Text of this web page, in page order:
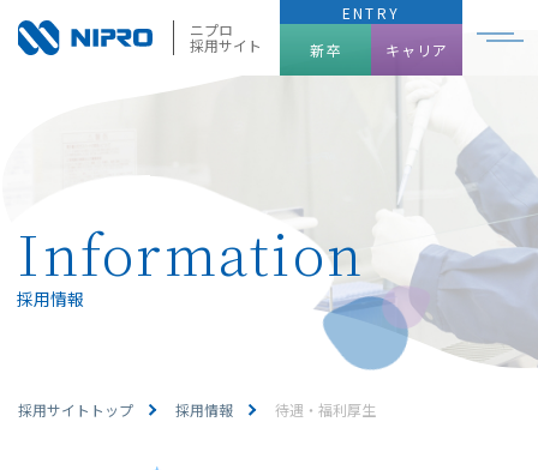
ニプロ
採用サイト
ENTRY
新卒
キャリア
Information
採用情報
採用サイトトップ 採用情報 待遇・福利厚生